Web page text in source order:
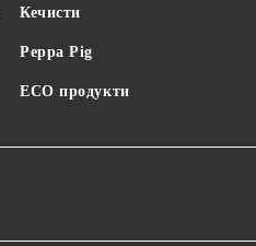
Кечисти
Peppa Pig
ECO продукти